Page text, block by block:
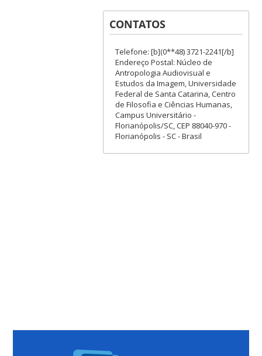
CONTATOS
Telefone: [b](0**48) 3721-2241[/b]
Endereço Postal: Núcleo de
Antropologia Audiovisual e
Estudos da Imagem, Universidade
Federal de Santa Catarina, Centro
de Filosofia e Ciências Humanas,
Campus Universitário -
Florianópolis/SC, CEP 88040-970 -
Florianópolis - SC - Brasil